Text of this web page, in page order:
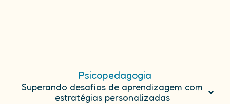
Psicopedagogia
Superando desafios de aprendizagem com
estratégias personalizadas